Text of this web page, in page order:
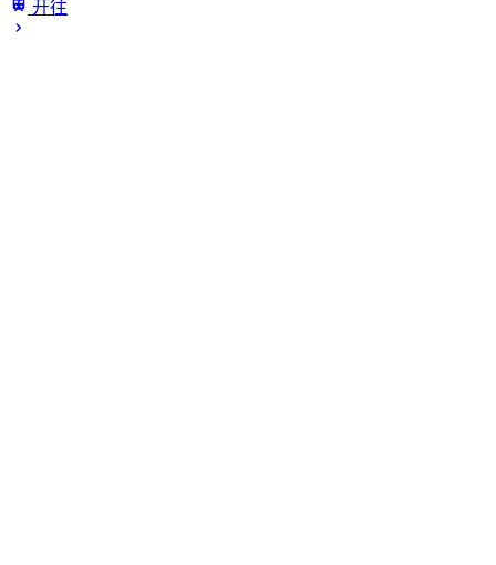
关于我
开往
归档